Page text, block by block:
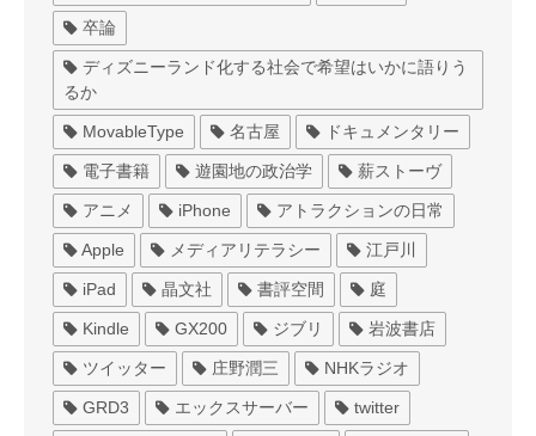
卒論
ディズニーランド化する社会で希望はいかに語りう
るか
MovableType 名古屋 ドキュメンタリー
電子書籍 遊園地の政治学 薪ストーヴ
アニメ iPhone アトラクションの日常
Apple メディアリテラシー 江戸川
iPad 晶文社 書評空間 庭
Kindle GX200 ジブリ 岩波書店
ツイッター 庄野潤三 NHKラジオ
GRD3 エックスサーバー twitter